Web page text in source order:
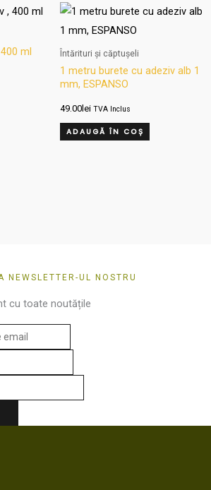
ml Întărituri și căptușeli
1 metru burete cu adeziv alb 1
mm, ESPANSO
49.00 lei TVA Inclus
ADAUGĂ ÎN COȘ
NEWSLETTER-UL NOSTRU
cu toate noutățile